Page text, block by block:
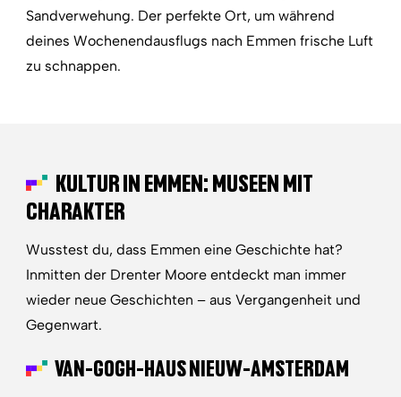
Sandverwehung. Der perfekte Ort, um während
deines Wochenendausflugs nach Emmen frische Luft
zu schnappen.
KULTUR IN EMMEN: MUSEEN MIT
CHARAKTER
Wusstest du, dass Emmen eine Geschichte hat?
Inmitten der Drenter Moore entdeckt man immer
wieder neue Geschichten – aus Vergangenheit und
Gegenwart.
VAN-GOGH-HAUS NIEUW-AMSTERDAM